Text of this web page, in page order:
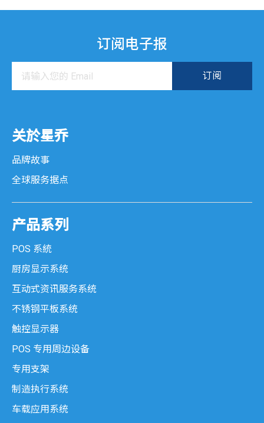
订阅电子报
关於星乔
品牌故事
全球服务据点
产品系列
POS 系統
厨房显示系统
互动式资讯服务系统
不锈钢平板系统
触控显示器
POS 专用周边设备
专用支架
制造执行系统
车载应用系统